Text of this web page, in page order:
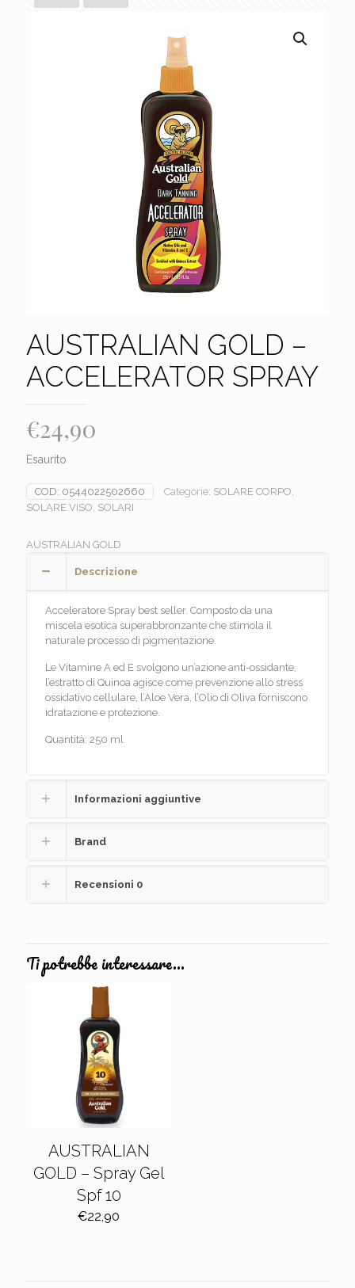
AUSTRALIAN GOLD –
ACCELERATOR SPRAY
€24,90
Esaurito
COD: 0544022502660 Categorie: SOLARE CORPO,
SOLARE VISO, SOLARI
AUSTRALIAN GOLD
Descrizione
Acceleratore Spray best seller. Composto da una
miscela esotica superabbronzante che stimola il
naturale processo di pigmentazione.
Le Vitamine A ed E svolgono un’azione anti-ossidante,
l’estratto di Quinoa agisce come prevenzione allo stress
ossidativo cellulare, l’Aloe Vera, l’Olio di Oliva forniscono
idratazione e protezione.
Quantità: 250 ml
Informazioni aggiuntive
Brand
Recensioni 0
Ti potrebbe interessare…
AUSTRALIAN
GOLD – Spray Gel
Spf 10
€22,90